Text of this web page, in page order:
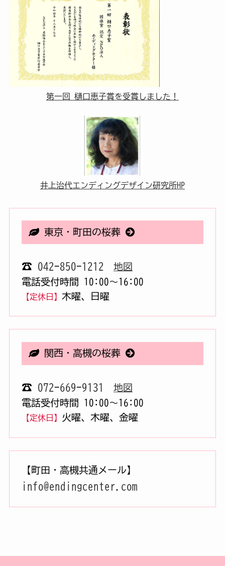
第一回 樋口恵子賞を受賞しました！
井上治代エンディングデザイン研究所HP
東京・町田の桜葬
☎ 042-850-1212
地図
電話受付時間 10:00〜16:00
【定休日】 木曜、日曜
関西・高槻の桜葬
☎ 072-669-9131
地図
電話受付時間 10:00〜16:00
【定休日】 火曜、木曜、金曜
【町田・高槻共通メール】
info@endingcenter.com